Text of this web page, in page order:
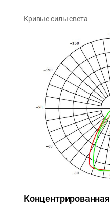
Кривые силы света
Концентрированная